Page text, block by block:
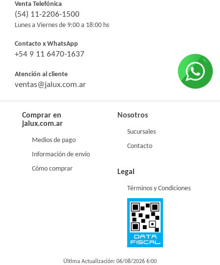
Venta Telefónica
(54) 11-2206-1500
Lunes a Viernes de 9:00 a 18:00 hs
Contacto x WhatsApp
+54 9 11 6470-1637
Atención al cliente
ventas@jalux.com.ar
Comprar en
jalux.com.ar
Medios de pago
Información de envío
Cómo comprar
Nosotros
Sucursales
Contacto
Legal
Términos y Condiciones
Última Actualización: 06/08/2026 6:00